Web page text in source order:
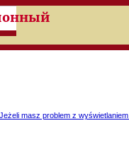
zasadniczej
Jeżeli masz problem z